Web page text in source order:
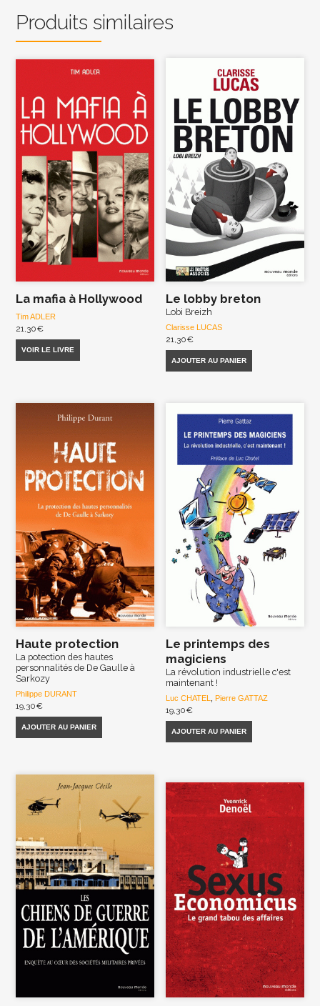
Produits similaires
La mafia à Hollywood
Tim ADLER
21,30€
VOIR LE LIVRE
Le lobby breton
Lobi Breizh
Clarisse LUCAS
21,30€
AJOUTER AU PANIER
Haute protection
La potection des hautes
personnalités de De Gaulle à
Sarkozy
Philippe DURANT
19,30€
AJOUTER AU PANIER
Le printemps des
magiciens
La révolution industrielle c'est
maintenant !
Luc CHATEL ,Pierre GATTAZ
19,30€
AJOUTER AU PANIER